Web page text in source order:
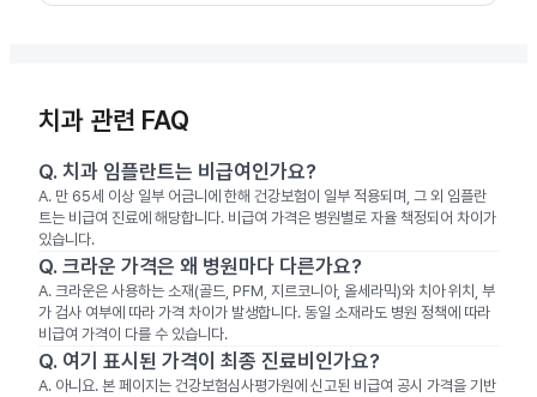
치과 관련 FAQ
Q. 치과 임플란트는 비급여인가요?
A. 만 65세 이상 일부 어금니에 한해 건강보험이 일부 적용되며, 그 외 임플란
트는 비급여 진료에 해당합니다. 비급여 가격은 병원별로 자율 책정되어 차이가
있습니다.
Q. 크라운 가격은 왜 병원마다 다른가요?
A. 크라운은 사용하는 소재(골드, PFM, 지르코니아, 올세라믹)와 치아 위치, 부
가 검사 여부에 따라 가격 차이가 발생합니다. 동일 소재라도 병원 정책에 따라
비급여 가격이 다를 수 있습니다.
Q. 여기 표시된 가격이 최종 진료비인가요?
A. 아니요. 본 페이지는 건강보험심사평가원에 신고된 비급여 공시 가격을 기반